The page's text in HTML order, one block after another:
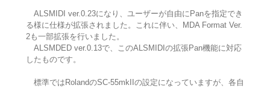
ALSMIDI ver.0.23になり、ユーザーが自由にPanを指定でき
る様に仕様が拡張されました。これに伴い、MDA Format Ver.
2も一部拡張を行いました。
ALSMDED ver.0.13で、このALSMIDIの拡張Pan機能に対応
したものです。
標準ではRolandのSC-55mkIIの設定になっていますが、各自